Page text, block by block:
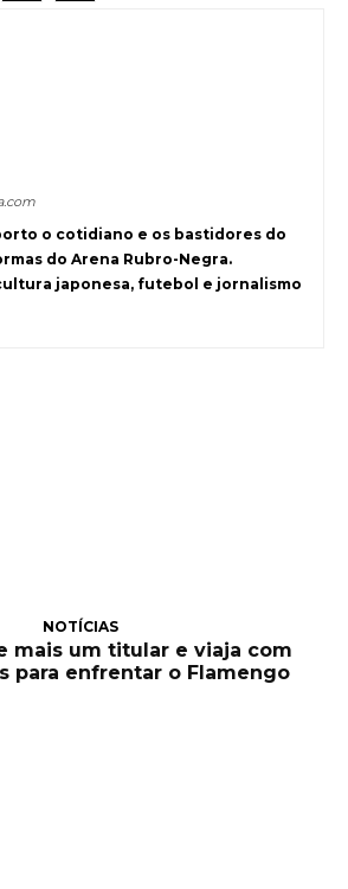
o cotidiano e os bastidores do
do Arena Rubro-Negra.
japonesa, futebol e jornalismo
NOTÍCIAS
mais um titular e viaja com
para enfrentar o Flamengo